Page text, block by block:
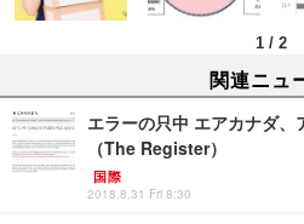
1 / 2
関連ニュ
エラーの只中 エアカナダ
（The Register）
国際
2018.8.31 Fri 8:30